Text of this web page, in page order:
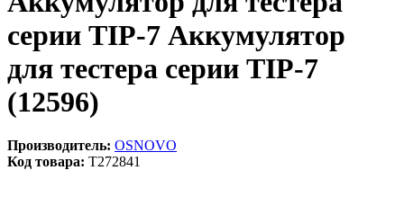
серии TIP-7 Аккумулятор
для тестера серии TIP-7
(12596)
Производитель: OSNOVO
Код товара: T272841